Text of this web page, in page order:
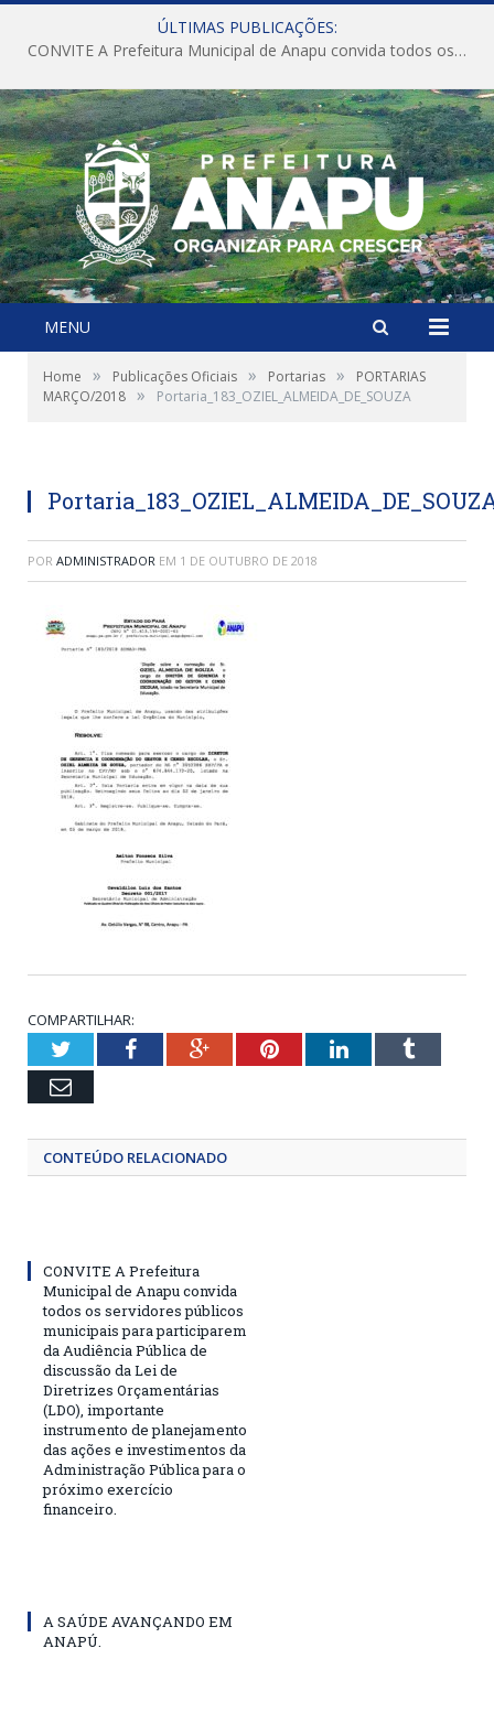
ÚLTIMAS PUBLICAÇÕES:
CONVITE A Prefeitura Municipal de Anapu convida todos os servidores públicos municipais para participarem da Audiência Pública de discussão da Lei de Diretrizes Orçamentárias (LDO), importante instrumento de planejamento das ações e investimentos da Administração Pública para o próximo exercício financeiro.
MENU
Home » Publicações Oficiais » Portarias »
PORTARIAS
MARÇO/2018 » Portaria_183_OZIEL_ALMEIDA_DE_SOUZA
POR ADMINISTRADOR EM 1 DE OUTUBRO DE 2018
COMPARTILHAR:
TwitterFacebookGoogle+PinterestLinkedInTumblr
Email
CONTEÚDO RELACIONADO
CONVITE A Prefeitura
Municipal de Anapu convida
todos os servidores públicos
municipais para participarem
da Audiência Pública de
discussão da Lei de
Diretrizes Orçamentárias
(LDO), importante
instrumento de planejamento
das ações e investimentos da
Administração Pública para o
próximo exercício
financeiro.
A SAÚDE AVANÇANDO EM
ANAPÚ.